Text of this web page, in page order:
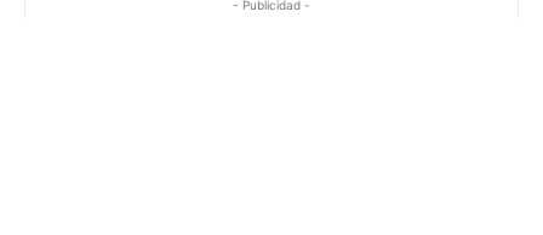
- Publicidad -